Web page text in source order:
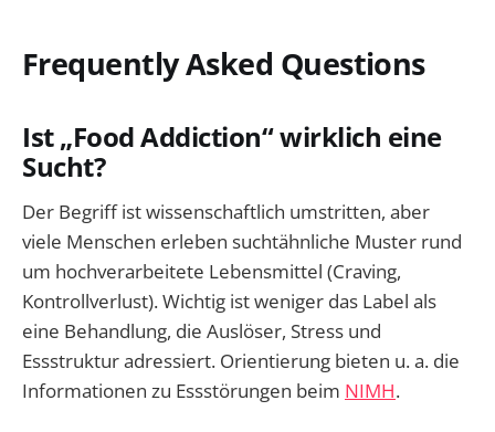
Frequently Asked Questions
Ist „Food Addiction“ wirklich eine
Sucht?
Der Begriff ist wissenschaftlich umstritten, aber
viele Menschen erleben suchtähnliche Muster rund
um hochverarbeitete Lebensmittel (Craving,
Kontrollverlust). Wichtig ist weniger das Label als
eine Behandlung, die Auslöser, Stress und
Essstruktur adressiert. Orientierung bieten u. a. die
Informationen zu Essstörungen beim NIMH.